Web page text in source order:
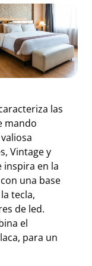
las
mando
Vintage y
inspira en la
una base
tecla,
de led.
el
para un